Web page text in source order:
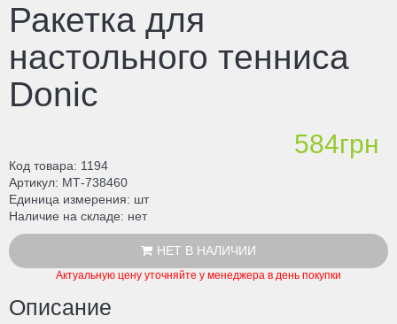
Ракетка для
настольного тенниса
Donic
584грн
Код товара
1194
Артикул МТ-738460
Единица измерения
шт
Наличие на складе
нет
НЕТ В НАЛИЧИИ
Актуальную цену уточняйте у менеджера в день покупки
Описание